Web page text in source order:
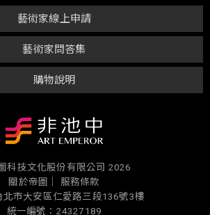
購物說明
藝術家問答集
藝術家線上申請
科技文化股份有限公司 2026
關於帝圖｜
服務條款
北市大安區仁愛路三段136號3樓
統一編號：24327189